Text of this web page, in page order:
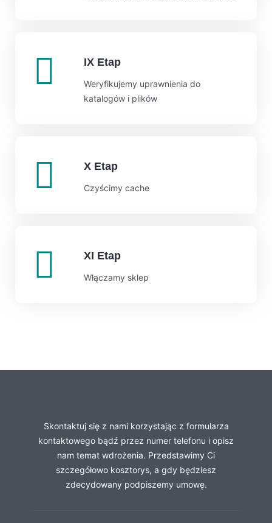
IX Etap
Weryfikujemy uprawnienia do
katalogów i plików
X Etap
Czyścimy cache
XI Etap
Włączamy sklep
Skontaktuj się z nami korzystając z formularza
kontaktowego bądź przez numer telefonu i opisz
nam temat wdrożenia. Przedstawimy Ci
szczegółowo kosztorys, a gdy będziesz
zdecydowany podpiszemy umowę.